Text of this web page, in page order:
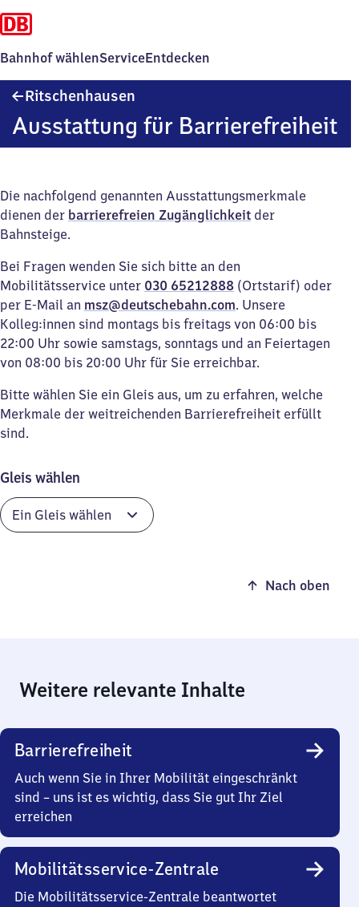
Bahnhof wählenServiceEntdecken
Ritschenhausen
Ausstattung für Barrierefreiheit
Die nachfolgend genannten Ausstattungsmerkmale
dienen der barrierefreien Zugänglichkeit der
Bahnsteige.
Bei Fragen wenden Sie sich bitte an den
Mobilitätsservice unter 030 65212888 (Ortstarif) oder
per E-Mail an msz@deutschebahn.com. Unsere
Kolleg:innen sind montags bis freitags von 06:00 bis
22:00 Uhr sowie samstags, sonntags und an Feiertagen
von 08:00 bis 20:00 Uhr für Sie erreichbar.
Bitte wählen Sie ein Gleis aus, um zu erfahren, welche
Merkmale der weitreichenden Barrierefreiheit erfüllt
sind.
Gleis wählen
Nach oben
Weitere relevante Inhalte
Barrierefreiheit
Auch wenn Sie in Ihrer Mobilität eingeschränkt
sind – uns ist es wichtig, dass Sie gut Ihr Ziel
erreichen
Mobilitätsservice-Zentrale
Die Mobilitätsservice-Zentrale beantwortet